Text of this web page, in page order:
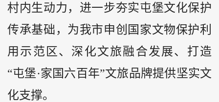
村内生动力，进一步夯实屯堡文化保护
传承基础，为我市申创国家文物保护利
用示范区、深化文旅融合发展、打造
“屯堡·家国六百年”文旅品牌提供坚实文
化支撑。